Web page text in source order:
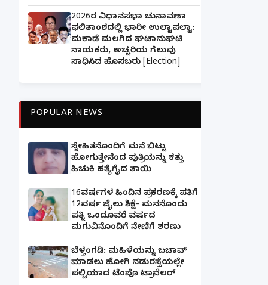
2026ರ ವಿಧಾನಸಭಾ ಚುನಾವಣಾ
ಫಲಿತಾಂಶದಲ್ಲಿ ಭಾರೀ ಉಲ್ಟಾಪಲ್ಟಾ:
ಮಕಾಡೆ ಮಲಗಿದ ಘಟಾನುಘಟಿ
ನಾಯಕರು, ಅಚ್ಚರಿಯ ಗೆಲುವು
ಸಾಧಿಸಿದ ಹೊಸಬರು [Election]
POPULAR NEWS
ಸ್ನೇಹಿತನೊಂದಿಗೆ ಮನೆ ಬಿಟ್ಟು
ಹೋಗುತ್ತೇನೆಂದ ಪುತ್ರಿಯನ್ನು ಕತ್ತು
ಹಿಚುಕಿ ಹತ್ಯೆಗೈದ ತಾಯಿ
16ವರ್ಷಗಳ ಹಿಂದಿನ ಪ್ರಕರಣಕ್ಕೆ ಪತಿಗೆ
12ವರ್ಷ ಜೈಲು ಶಿಕ್ಷೆ- ಮನನೊಂದು
ಪತ್ನಿ ಒಂದೂವರೆ ವರ್ಷದ
ಮಗುವಿನೊಂದಿಗೆ ನೇಣಿಗೆ ಶರಣು
ಬೆಳ್ತಂಗಡಿ: ಮಹಿಳೆಯನ್ನು ಬಚಾವ್
ಮಾಡಲು ಹೋಗಿ ನಡುರಸ್ತೆಯಲ್ಲೇ
ಪಲ್ಟಿಯಾದ ಟೆಂಪೊ ಟ್ರಾವೆಲರ್